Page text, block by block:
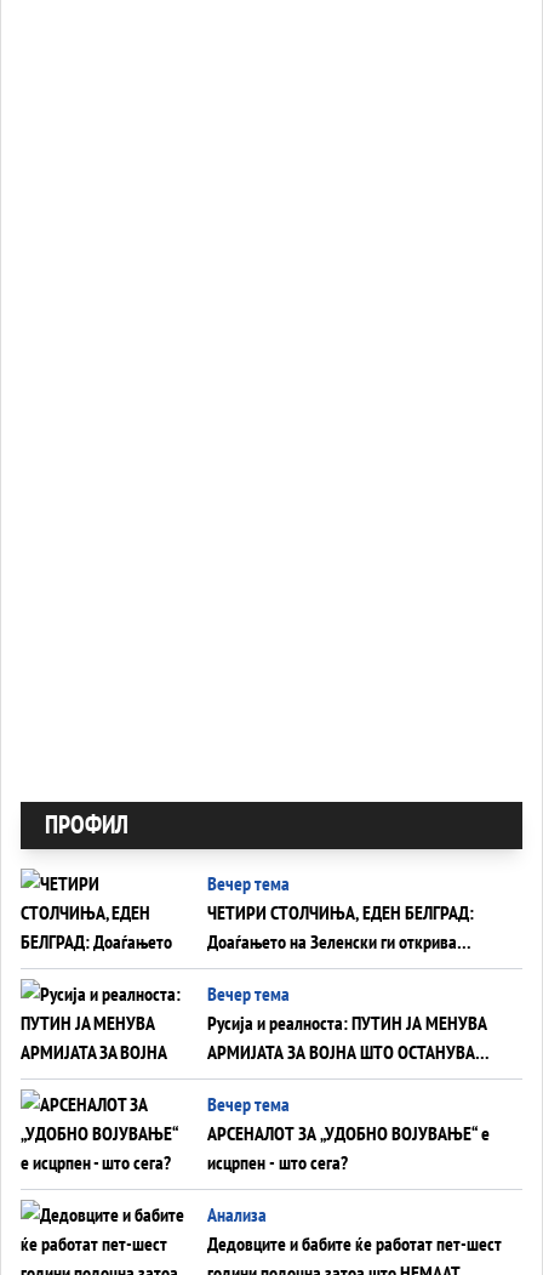
ПРОФИЛ
Вечер тема
ЧЕТИРИ СТОЛЧИЊА, ЕДЕН БЕЛГРАД:
Доаѓањето на Зеленски ги открива
тајните на политиката на балансирање
на Вучиќ
Вечер тема
Русија и реалноста: ПУТИН ЈА МЕНУВА
АРМИЈАТА ЗА ВОЈНА ШТО ОСТАНУВА
БЕЗ ФРОНТ
Вечер тема
АРСЕНАЛОТ ЗА „УДОБНО ВОЈУВАЊЕ“ е
исцрпен - што сега?
Анализа
Дедовците и бабите ќе работат пет-шест